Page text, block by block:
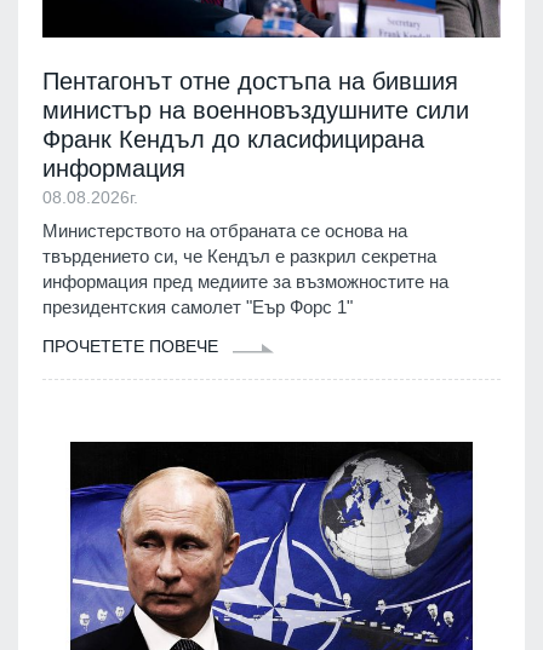
Пентагонът отне достъпа на бившия
министър на военновъздушните сили
Франк Кендъл до класифицирана
информация
08.08.2026г.
Министерството на отбраната се основа на
твърдението си, че Кендъл е разкрил секретна
информация пред медиите за възможностите на
президентския самолет "Еър Форс 1"
ПРОЧЕТЕТЕ ПОВЕЧЕ